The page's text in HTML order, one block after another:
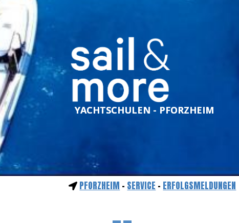
YACHTSCHULEN - PFORZHEIM
PFORZHEIM - SERVICE - ERFOLGSMELDUNGEN